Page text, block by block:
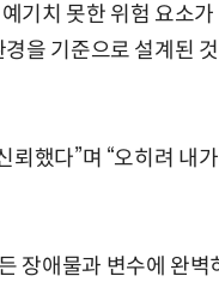
기치 못한 위험 요소
을 기준으로 설계된
뢰했다”며 “오히려 내
장애물과 변수에 완